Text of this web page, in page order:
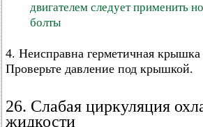
двигателем следует применить
болты
4. Неисправна герметичная крышка
Проверьте давление под крышкой.
26. Слабая циркуляция
жидкости